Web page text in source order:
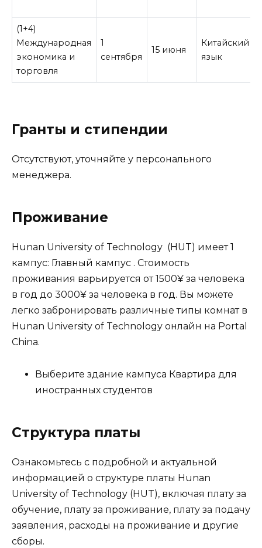
(1+4)
Международная
экономика и
торговля
1
сентября
15 июня
Китайский
язык
Гранты и стипендии
Отсутствуют, уточняйте у персонального
менеджера.
Проживание
Hunan University of Technology (HUT) имеет 1
кампус: Главный кампус . Стоимость
проживания варьируется от 1500¥ за человека
в год до 3000¥ за человека в год. Вы можете
легко забронировать различные типы комнат в
Hunan University of Technology онлайн на Portal
China.
Выберите здание кампуса Квартира для
иностранных студентов
Структура платы
Ознакомьтесь с подробной и актуальной
информацией о структуре платы Hunan
University of Technology (HUT), включая плату за
обучение, плату за проживание, плату за подачу
заявления, расходы на проживание и другие
сборы.